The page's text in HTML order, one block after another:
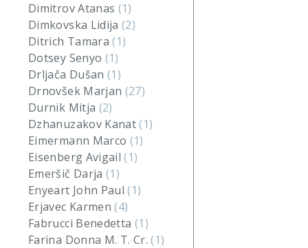
Dimitrov Atanas (1)
Dimkovska Lidija(2)
Ditrich Tamara(1)
Dotsey Senyo (1)
Drljača Dušan(1)
Drnovšek Marjan (27)
Durnik Mitja (2)
Dzhanuzakov Kanat(1)
Eimermann Marco (1)
Eisenberg Avigail(1)
Emeršič Darja(1)
Enyeart John Paul(1)
Erjavec Karmen(4)
Fabrucci Benedetta (1)
Farina Donna M. T. Cr.(1)